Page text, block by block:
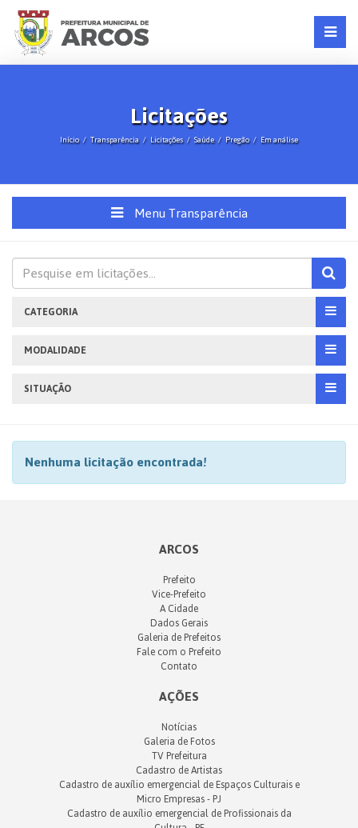
Licitações
Início Transparência Licitações Saúde Pregão Em análise
Menu Transparência
CATEGORIA
MODALIDADE
SITUAÇÃO
Nenhuma licitação encontrada!
ARCOS
Prefeito
Vice-Prefeito
A Cidade
Dados Gerais
Galeria de Prefeitos
Fale com o Prefeito
Contato
AÇÕES
Notícias
Galeria de Fotos
TV Prefeitura
Cadastro de Artistas
Cadastro de auxílio emergencial de Espaços Culturais e
Micro Empresas - PJ
Cadastro de auxílio emergencial de Profissionais da